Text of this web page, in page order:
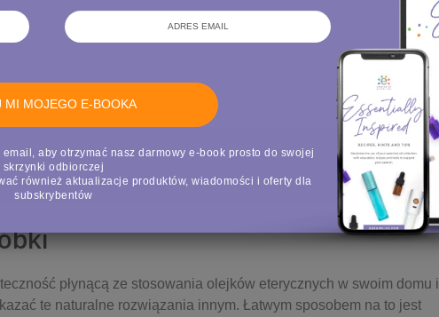
aby otrzymać nasz darmowy e-book prosto do swojej
skrzynki odbiorczej
również aktualizacje produktów, wiadomości i oferty dla
subskrybentów
BIZNESU
płynącą ze stosowania olejków eterycznych w swoim domu i
te naturalne rozwiązania innym. Łatwym sposobem na to jest